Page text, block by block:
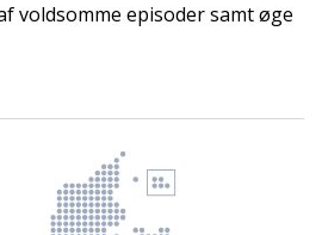
voldsomme episoder samt øge